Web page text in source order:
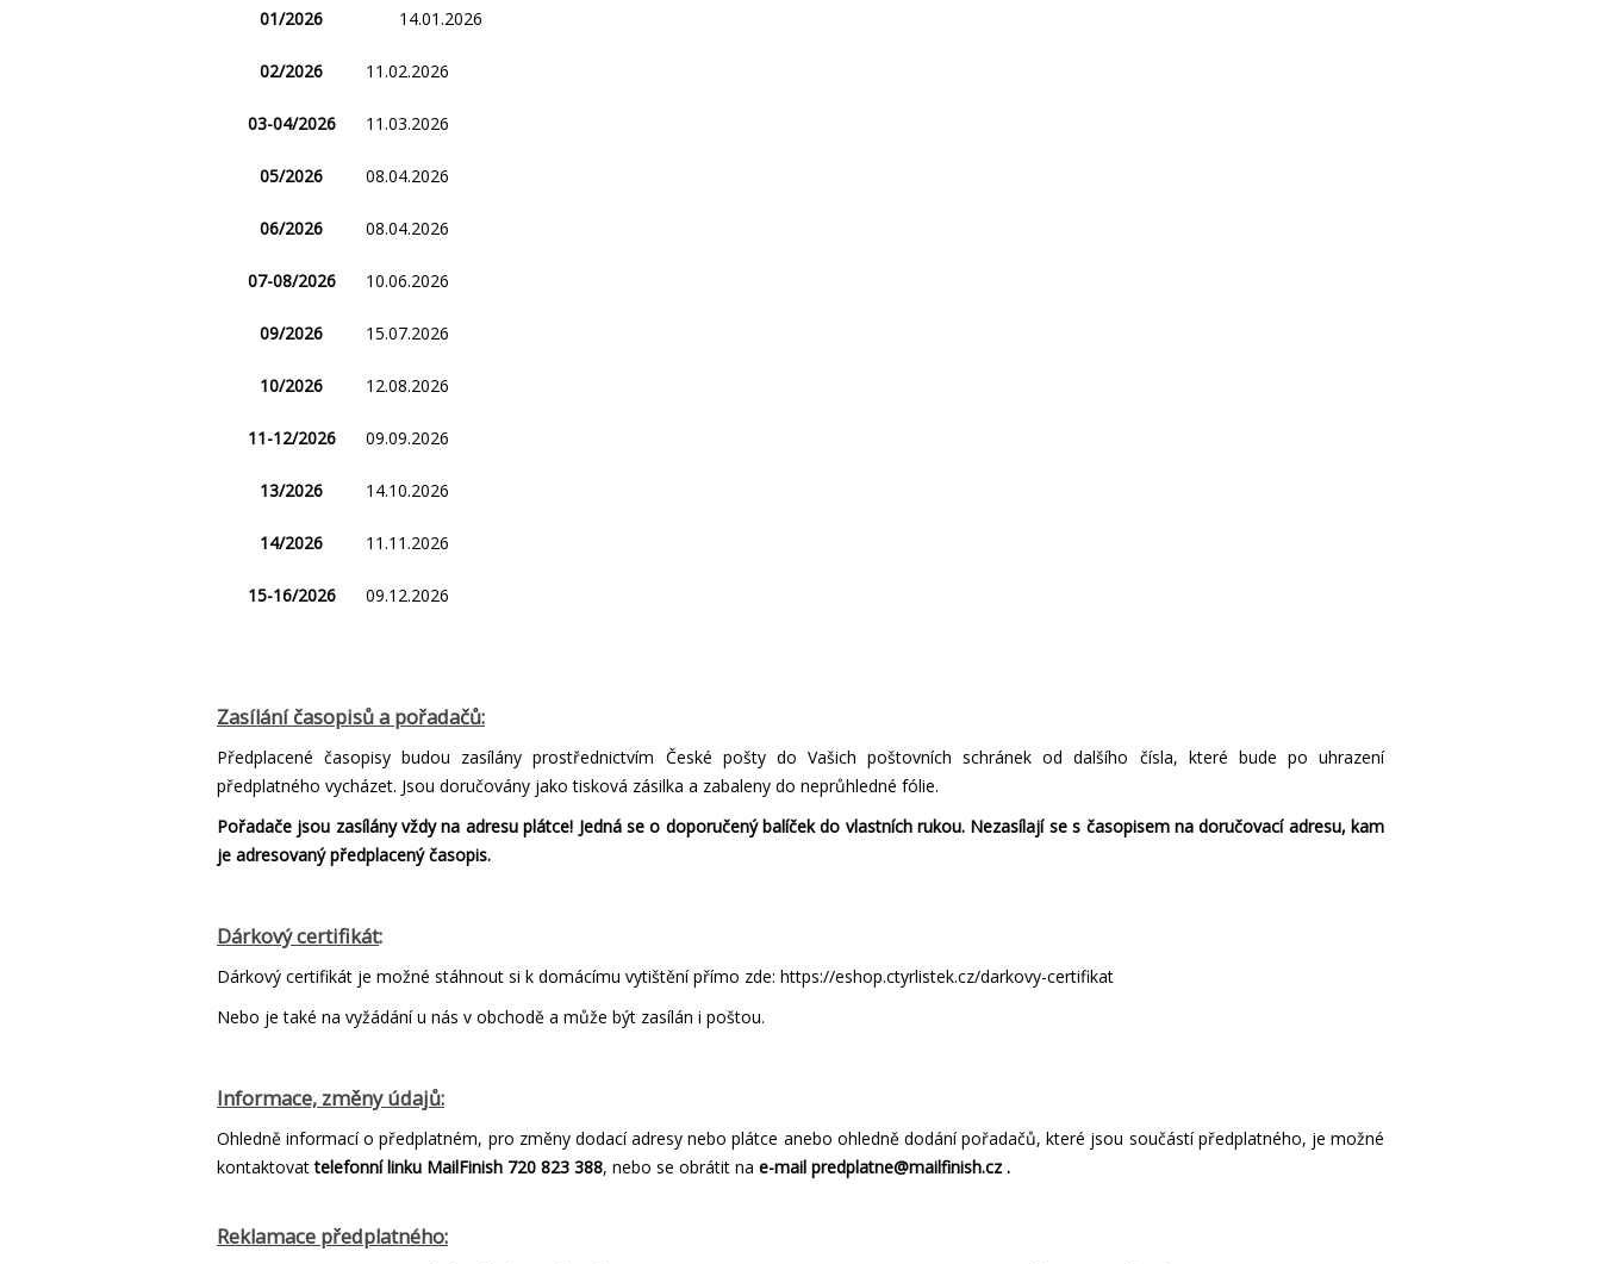
01/2026 14.01.2026
02/2026 11.02.2026
03-04/2026 11.03.2026
05/2026 08.04.2026
06/2026 08.04.2026
07-08/2026 10.06.2026
09/2026 15.07.2026
10/2026 12.08.2026
11-12/2026 09.09.2026
13/2026 14.10.2026
14/2026 11.11.2026
15-16/2026 09.12.2026
Zasílání časopisů a pořadačů:
Předplacené časopisy budou zasílány prostřednictvím České pošty do Vašich poštovních schránek od dalšího čísla, které bude po uhrazení
předplatného vycházet. Jsou doručovány jako tisková zásilka a zabaleny do neprůhledné fólie.
Pořadače jsou zasílány vždy na adresu plátce! Jedná se o doporučený balíček do vlastních rukou. Nezasílají se s časopisem na doručovací adresu, kam
je adresovaný předplacený časopis.
Dárkový certifikát:
Dárkový certifikát je možné stáhnout si k domácímu vytištění přímo zde: https://eshop.ctyrlistek.cz/darkovy-certifikat
Nebo je také na vyžádání u nás v obchodě a může být zasílán i poštou.
Informace, změny údajů:
Ohledně informací o předplatném, pro změny dodací adresy nebo plátce anebo ohledně dodání pořadačů, které jsou součástí předplatného, je možné
kontaktovattelefonnílinku MailFinish 720 823 388, nebo se obrátit na e-mail predplatne@mailfinish.cz.
Reklamace předplatného: